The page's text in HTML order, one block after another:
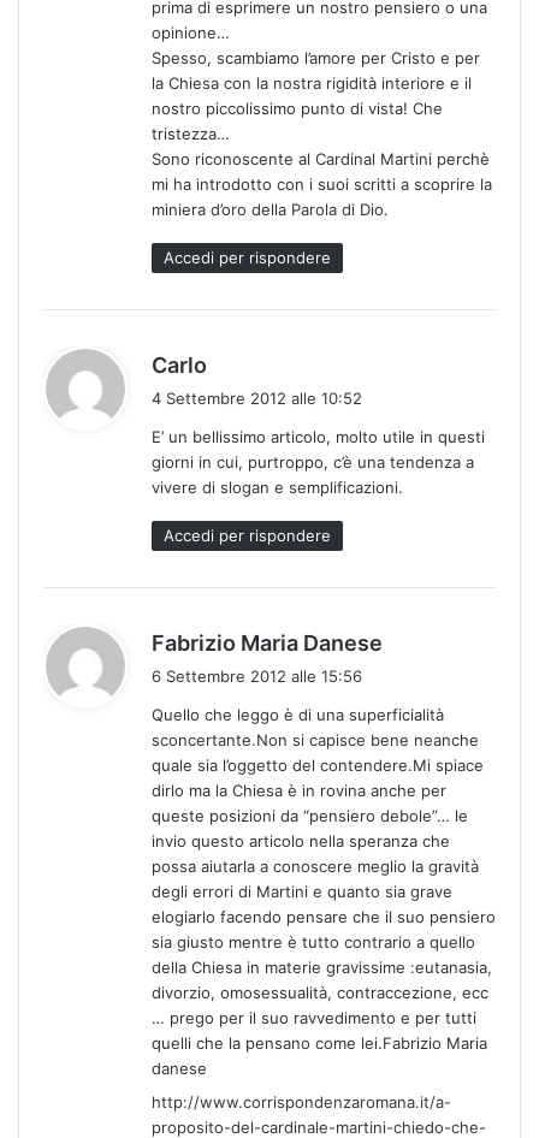
prima di esprimere un nostro pensiero o una
opinione…
Spesso, scambiamo l’amore per Cristo e per
la Chiesa con la nostra rigidità interiore e il
nostro piccolissimo punto di vista! Che
tristezza…
Sono riconoscente al Cardinal Martini perchè
mi ha introdotto con i suoi scritti a scoprire la
miniera d’oro della Parola di Dio.
Accedi per rispondere
Carlo
e
t
t
o
:
4 Settembre 2012 alle 10:52
E’ un bellissimo articolo, molto utile in questi
giorni in cui, purtroppo, c’è una tendenza a
vivere di slogan e semplificazioni.
Accedi per rispondere
Fabrizio Maria Danese
e
t
t
6 Settembre 2012 alle 15:56
Quello che leggo è di una superficialità
sconcertante.Non si capisce bene neanche
quale sia l’oggetto del contendere.Mi spiace
dirlo ma la Chiesa è in rovina anche per
queste posizioni da “pensiero debole”… le
invio questo articolo nella speranza che
possa aiutarla a conoscere meglio la gravità
degli errori di Martini e quanto sia grave
elogiarlo facendo pensare che il suo pensiero
sia giusto mentre è tutto contrario a quello
della Chiesa in materie gravissime :eutanasia,
divorzio, omosessualità, contraccezione, ecc
… prego per il suo ravvedimento e per tutti
quelli che la pensano come lei.Fabrizio Maria
danese
http://www.corrispondenzaromana.it/a-
proposito-del-cardinale-martini-chiedo-che-